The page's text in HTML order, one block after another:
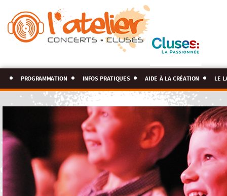
programmation infos pratiques aide à la création le